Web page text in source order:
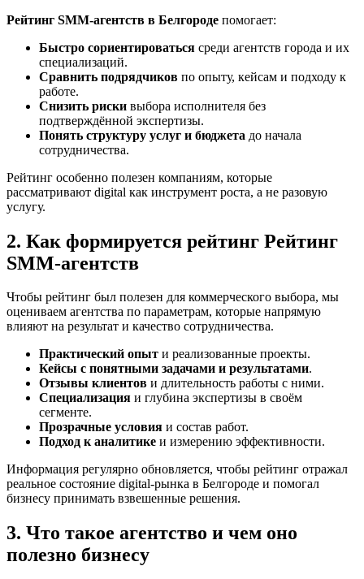
Рейтинг SMM‑агентств в Белгороде помогает:
Быстро сориентироваться среди агентств города и их
специализаций.
Сравнить подрядчиков по опыту, кейсам и подходу к
работе.
Снизить риски выбора исполнителя без
подтверждённой экспертизы.
Понять структуру услуг и бюджета до начала
сотрудничества.
Рейтинг особенно полезен компаниям, которые
рассматривают digital как инструмент роста, а не разовую
услугу.
2. Как формируется рейтинг Рейтинг
SMM‑агентств
Чтобы рейтинг был полезен для коммерческого выбора, мы
оцениваем агентства по параметрам, которые напрямую
влияют на результат и качество сотрудничества.
Практический опыт и реализованные проекты.
Кейсы с понятными задачами и результатами.
Отзывы клиентов и длительность работы с ними.
Специализация и глубина экспертизы в своём
сегменте.
Прозрачные условия и состав работ.
Подход к аналитике и измерению эффективности.
Информация регулярно обновляется, чтобы рейтинг отражал
реальное состояние digital-рынка в Белгороде и помогал
бизнесу принимать взвешенные решения.
3. Что такое агентство и чем оно
полезно бизнесу